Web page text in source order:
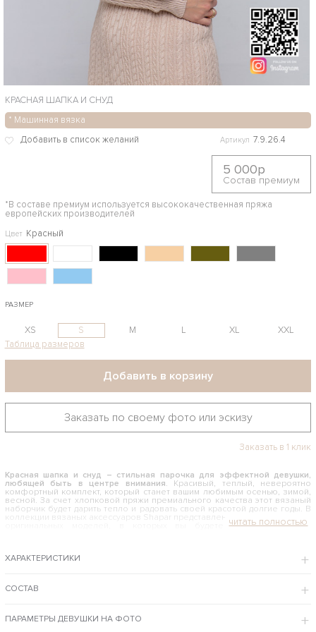
КРАСНАЯ ШАПКА И СНУД
* Машинная вязка
Артикул 7.9.26.4
5 000р
Состав премиум
*В составе премиум используется высококачественная пряжа
европейских производителей
Цвет Красный
РАЗМЕР
XS S M L XL
XXL
Таблица размеров
Добавить в корзину
Заказать по своему фото или эскизу
Заказать в 1 клик
Красная шапка и снуд – стильная парочка для эффектной девушки,
любящей быть в центре внимания. Красивый, теплый, невероятно
комфортный комплект, который станет вашим любимым осенью, зимой,
весной. За счет хлопковой пряжи премиального качества этот вязаный
наборчик будет дарить тепло и радовать своей красотой долгие годы. В
коллекции вязаных аксессуаров Shapar представлен широчайший выбор
оригинальных моделей, в которых вы будете чувствовать себя
женскими пуховиками, классическими пальто, шубками и дубленками. Это
великолепный вариант комфортной связанной одежды для тех женщин
Фирменный интернет-магазин бренда вязаных вещей Shapar предлагает купить
ХАРАКТЕРИСТИКИ
СОСТАВ
ПАРАМЕТРЫ ДЕВУШКИ НА ФОТО